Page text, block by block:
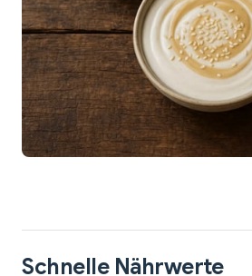
Schnelle Nährwerte